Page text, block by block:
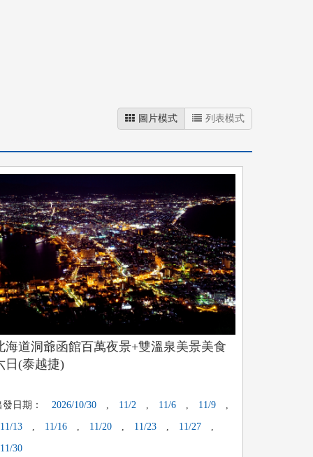
圖片模式 列表模式
海道洞爺函館百萬夜景+雙溫泉美景美食
日(泰越捷)
發日期： 2026/10/30 11/2 11/6 11/9
11/13 11/16 11/20 11/23 11/27
11/30